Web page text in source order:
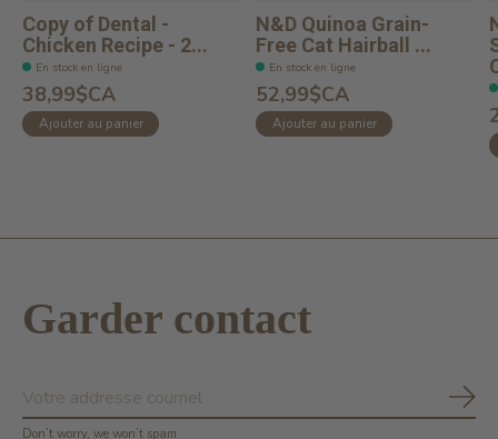
Copy of Dental -
Chicken Recipe - 2...
En stock en ligne
38,99$CA
Ajouter au panier
N&D Quinoa Grain-
Free Cat Hairball ...
En stock en ligne
52,99$CA
Ajouter au panier
Garder contact
Don’t worry, we won’t spam